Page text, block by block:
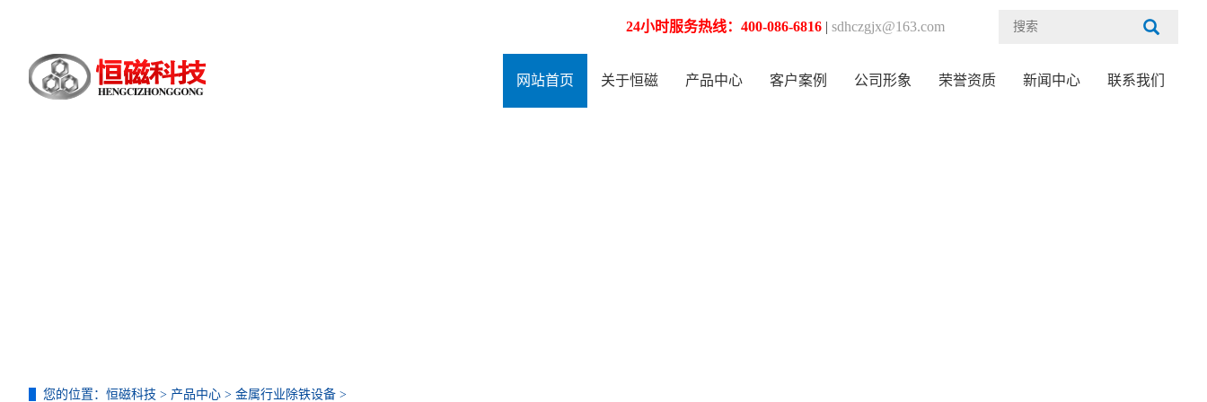
关于恒磁 产品中心 客户案例 公司形象 荣誉资质 新闻中心 联系我们
24小时服务热线：400-086-6816 | sdhczgjx@163.com
网站首页 关于恒磁 产品中心 客户案例 公司形象 荣誉资质 新闻中心 联系我们
您的位置： 恒磁科技 > 产品中心 > 金属行业除铁设备 >